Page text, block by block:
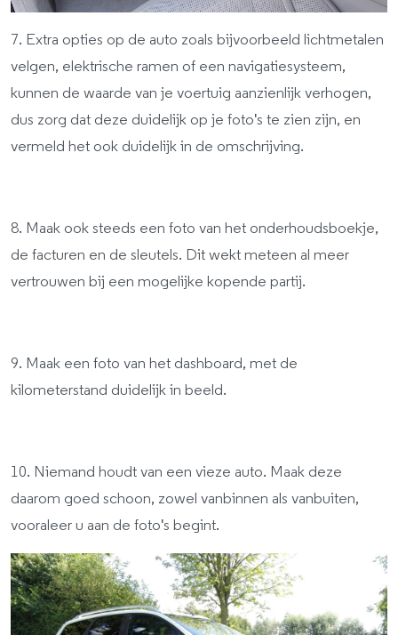
7. Extra opties op de auto zoals bijvoorbeeld lichtmetalen
velgen, elektrische ramen of een navigatiesysteem,
kunnen de waarde van je voertuig aanzienlijk verhogen,
dus zorg dat deze duidelijk op je foto's te zien zijn, en
vermeld het ook duidelijk in de omschrijving.
8. Maak ook steeds een foto van het onderhoudsboekje,
de facturen en de sleutels. Dit wekt meteen al meer
vertrouwen bij een mogelijke kopende partij.
9. Maak een foto van het dashboard, met de
kilometerstand duidelijk in beeld.
10. Niemand houdt van een vieze auto. Maak deze
daarom goed schoon, zowel vanbinnen als vanbuiten,
vooraleer u aan de foto's begint.